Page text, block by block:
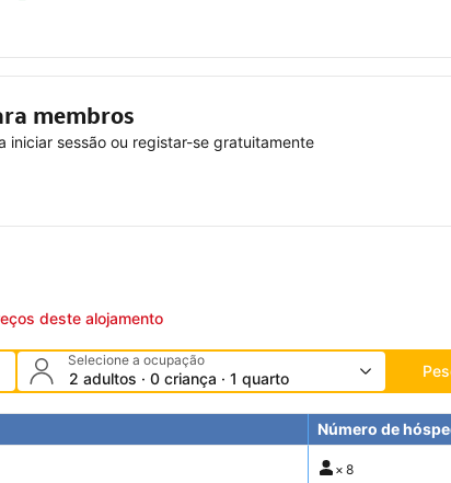
membros
iniciar sessão ou registar-se gratuitamente
deste alojamento
Selecione a ocupação
2 adultos · 0 criança · 1 quarto
Número de
× 8